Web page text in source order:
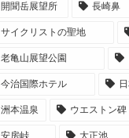
開聞岳展望所 長崎鼻
サイクリストの聖地
老亀山展望公園
今治国際ホテル
洲本温泉 ウエストン碑
安房峠 大正池